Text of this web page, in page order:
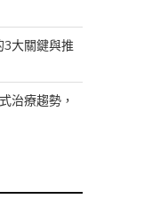
大關鍵與推
治療趨勢，